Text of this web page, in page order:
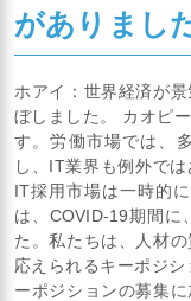
がありまし
ホアイ：世界経済が
ぼしました。 カオピ
す。労働市場では、
し、IT業界も例外で
IT採用市場は一時的
は、COVID-19期間に
た。私たちは、人材
応えられるキーポジ
ーポジションの募集